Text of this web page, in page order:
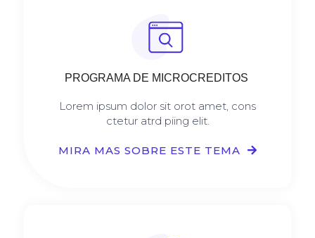
PROGRAMA DE MICROCREDITOS
Lorem ipsum dolor sit orot amet, cons
ctetur atrd piing elit.​
MIRA MAS SOBRE ESTE TEMA